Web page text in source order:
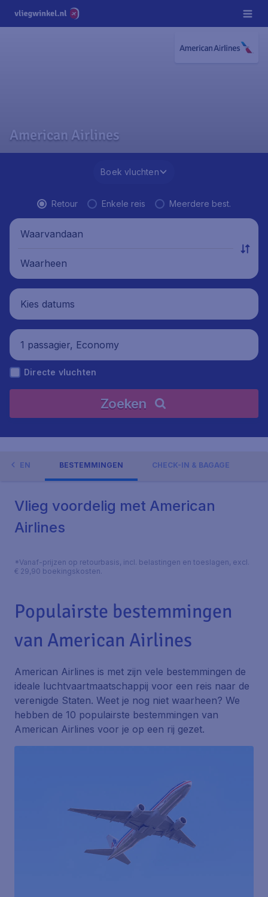
American Airlines
Boek vluchten
Retour Enkele reis Meerdere best.
Waarvandaan
Waarheen
Kies datums
1 passagier, Economy
Directe vluchten
Zoeken
BESTEMMINGEN CHECK-IN & BAGAGE
Vlieg voordelig met American
Airlines
*Vanaf-prijzen op retourbasis, incl. belastingen en toeslagen, excl.
€ 29,90 boekingskosten.
Populairste bestemmingen
van American Airlines
American Airlines is met zijn vele bestemmingen de
ideale luchtvaartmaatschappij voor een reis naar de
verenigde Staten. Weet je nog niet waarheen? We
hebben de 10 populairste bestemmingen van
American Airlines voor je op een rij gezet.